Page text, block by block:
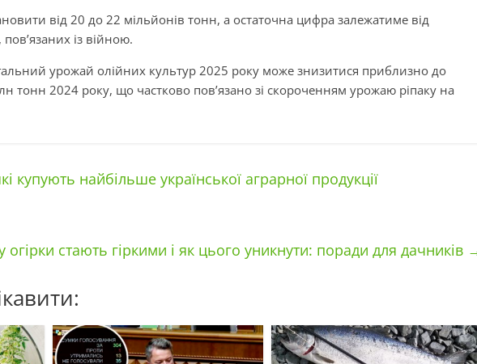
від 20 до 22 мільйонів тонн, а остаточна цифра залежатиме від
із війною.
урожай олійних культур 2025 року може знизитися приблизно до
тонн 2024 року, що частково пов’язано зі скороченням урожаю ріпаку на
купують найбільше української аграрної продукції
огірки стають гіркими і як цього уникнути: поради для дачників